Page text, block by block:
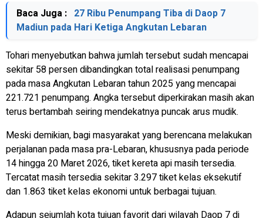
Baca Juga : 27 Ribu Penumpang Tiba di Daop 7
Madiun pada Hari Ketiga Angkutan Lebaran
Tohari menyebutkan bahwa jumlah tersebut sudah mencapai
sekitar 58 persen dibandingkan total realisasi penumpang
pada masa Angkutan Lebaran tahun 2025 yang mencapai
221.721 penumpang. Angka tersebut diperkirakan masih akan
terus bertambah seiring mendekatnya puncak arus mudik.
Meski demikian, bagi masyarakat yang berencana melakukan
perjalanan pada masa pra-Lebaran, khususnya pada periode
14 hingga 20 Maret 2026, tiket kereta api masih tersedia.
Tercatat masih tersedia sekitar 3.297 tiket kelas eksekutif
dan 1.863 tiket kelas ekonomi untuk berbagai tujuan.